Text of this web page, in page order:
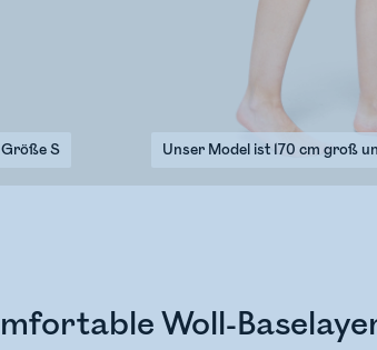
S Unser Model ist 170 cm groß
Woll-